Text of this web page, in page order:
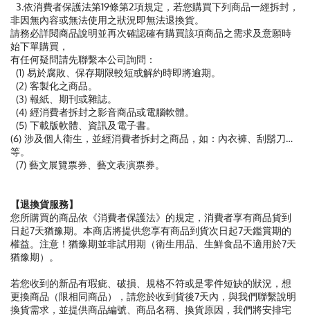
3.依消費者保護法第19條第2項規定，若您購買下列商品一經拆封，
非因無內容或無法使用之狀況即無法退換貨。
請務必詳閱商品說明並再次確認確有購買該項商品之需求及意願時
始下單購買，
有任何疑問請先聯繫本公司詢問：
(1) 易於腐敗、保存期限較短或解約時即將逾期。
(2) 客製化之商品。
(3) 報紙、期刊或雜誌。
(4) 經消費者拆封之影音商品或電腦軟體。
(5) 下載版軟體、資訊及電子書。
(6) 涉及個人衛生，並經消費者拆封之商品，如：內衣褲、刮鬍刀…
等。
(7) 藝文展覽票券、藝文表演票券。
【退換貨服務】
您所購買的商品依《消費者保護法》的規定，消費者享有商品貨到
日起7天猶豫期。本商店將提供您享有商品到貨次日起7天鑑賞期的
權益。注意！猶豫期並非試用期（衛生用品、生鮮食品不適用於7天
猶豫期）。
若您收到的新品有瑕疵、破損、規格不符或是零件短缺的狀況，想
更換商品（限相同商品），請您於收到貨後7天內，與我們聯繫說明
換貨需求，並提供商品編號、商品名稱、換貨原因，我們將安排宅